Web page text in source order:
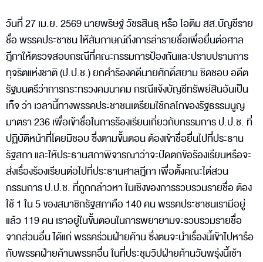
วันที่ 27 เม.ย. 2569 นายพริษฐ์ วัชรสินธุ หรือ ไอติม สส.บัญชีราย
ชื่อ พรรคประชาชน ให้สัมภาษณ์ถึงการล่ารายชื่อเพื่อยื่นต่อศาล
ฎีกาให้ตรวจสอบกรณีที่คณะกรรมการป้องกันและปราบปรามการ
ทุจริตแห่งชาติ (ป.ป.ช.) ยกคำร้องคดีนายศักดิ์สยาม ชิดชอบ อดีต
รัฐมนตรีว่าการกระทรวงคมนาคม กรณีแจ้งบัญชีทรัพย์สินอันเป็น
เท็จ ว่า เวลานี้ทางพรรคประชาชนเตรียมใช้กลไกของรัฐธรรมนูญ
มาตรา 236 เพื่อเข้าชื่อในการร้องเรียนเกี่ยวกับกรรมการ ป.ป.ช. ที่
ปฏิบัติหน้าที่โดยมิชอบ ซึ่งตามขั้นตอน ต้องเข้าชื่อยื่นไปที่ประธาน
รัฐสภา และให้ประธานสภาพิจารณาว่าจะปัดตกข้อร้องเรียนหรือจะ
ส่งเรื่องร้องเรียนต่อไปที่ประธานศาลฎีกา เพื่อตั้งคณะไต่สวน
กรรมการ ป.ป.ช. ที่ถูกกล่าวหา ในเชิงของการรวบรวมรายชื่อ ต้อง
ใช้ 1 ใน 5 ของสมาชิกรัฐสภาคือ 140 คน พรรคประชาชนเรามีอยู่
แล้ว 119 คน เราอยู่ในขั้นตอนในการพยายามจะรวบรวมรายชื่อ
จากส่วนอื่น ได้แก่ พรรคร่วมฝ่ายค้าน ซึ่งตนจะนำเรื่องนี้เข้าไปหารือ
กับพรรคฝ่ายค้านพรรคอื่น ในที่ประชุมวิปฝ่ายค้านวันพรุ่งนี้เช้า